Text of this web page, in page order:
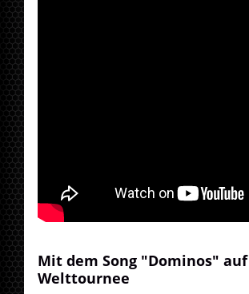
Mit dem Song "Dominos" auf
Welttournee